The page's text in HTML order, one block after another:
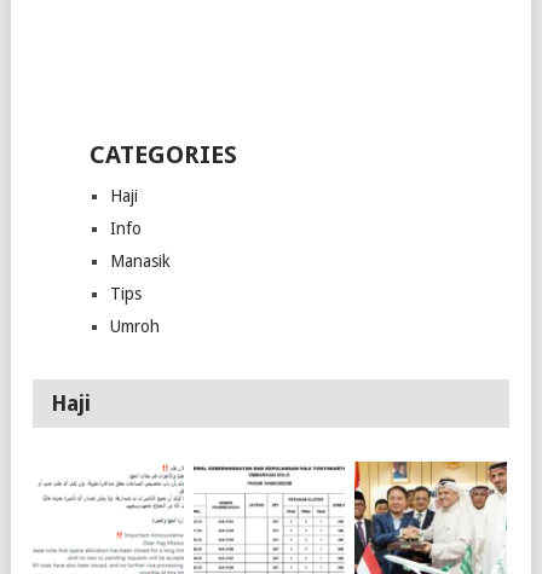
CATEGORIES
Haji
Info
Manasik
Tips
Umroh
Haji